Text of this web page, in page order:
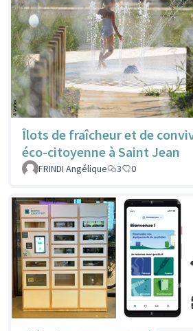
Îlots de fraîcheur et de
éco-citoyenne à Saint Jean
FRINDI Angélique
3 0